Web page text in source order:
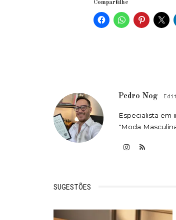
Compartilhe
Pedro Nog
Especialista em
"Moda
SUGESTÕES